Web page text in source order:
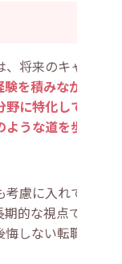
将来のキャリア
を積みながらキ
に特化していき
うな道を歩みた
慮に入れて、長
的な視点で目標
しない転職につ